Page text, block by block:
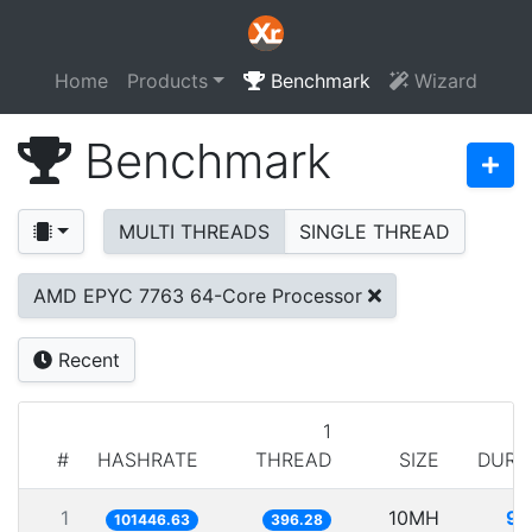
Home Products Benchmark Wizard
Benchmark
MULTI THREADS SINGLE THREAD
AMD EPYC 7763 64-Core Processor
Recent
# HASHRATE
1
THREAD
SIZE
1 101446.63 396.28 10MH